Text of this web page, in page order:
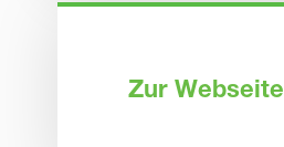
Zur Webseite